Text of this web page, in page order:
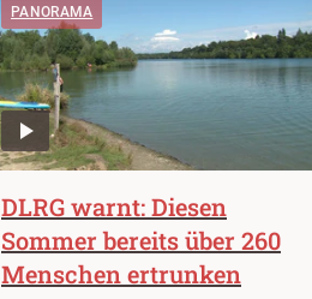
PANORAMA
DLRG warnt: Diesen
Sommer bereits über 260
Menschen ertrunken